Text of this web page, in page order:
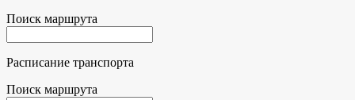
Поиск маршрута
Расписание транспорта
Поиск маршрута